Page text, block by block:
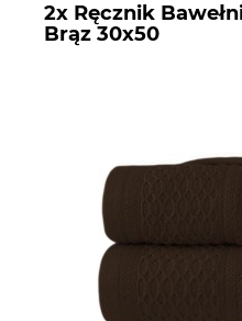
2x Ręcznik
Brąz 30x50